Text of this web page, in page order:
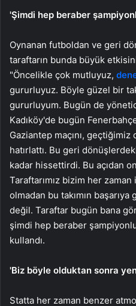
'Şimdi hep beraber
Oynanan futboldan ve geri
taraftarın bunda büyük
"Öncelikle çok mutluyuz,
gururluyuz. Böyle güzel bir
gururluyum. Bugün de
Kadıköy'de bugün
Gaziantep maçını, geçtiğimiz
hatırlattı. Bu geri
kadar hissettirdi. Bu açıdan
Taraftarımız bizim her
olmadan bu takımın
değil. Taraftar bugün bana
şimdi hep beraber
kullandı.
'Biz böyle olduktan sonra
Statta her zaman benzer